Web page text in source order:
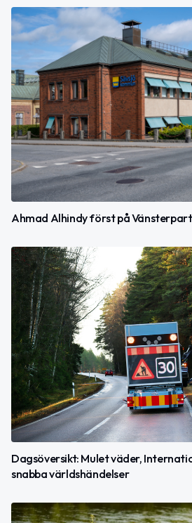
Ahmad Alhindy först på
Dagsöversikt: Mulet väder,
snabba världshändelser